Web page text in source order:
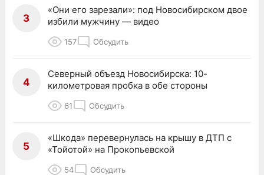
3
«Они его зарезали»: под Новосибирском двое
избили мужчину — видео
157 Обсудить
4
Северный объезд Новосибирска: 10-
километровая пробка в обе стороны
61 Обсудить
5
«Шкода» перевернулась на крышу в ДТП с
«Тойотой» на Прокопьевской
54 Обсудить